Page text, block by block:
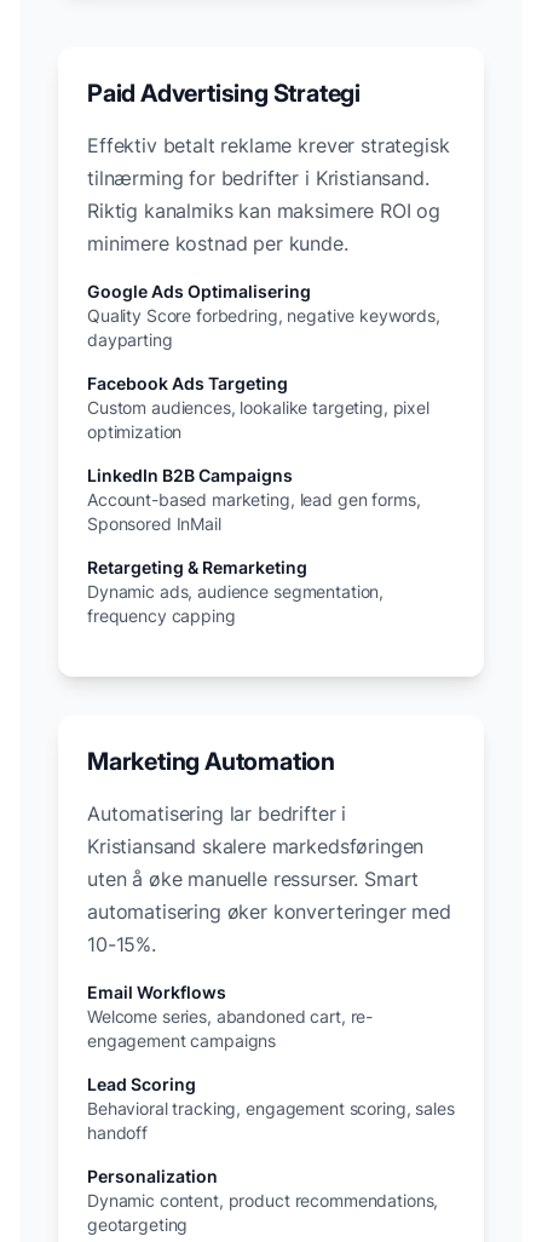
Paid Advertising Strategi
Effektiv betalt reklame krever strategisk
tilnærming for bedrifter i Kristiansand.
Riktig kanalmiks kan maksimere ROI og
minimere kostnad per kunde.
Google Ads Optimalisering
Quality Score forbedring, negative keywords,
dayparting
Facebook Ads Targeting
Custom audiences, lookalike targeting, pixel
optimization
LinkedIn B2B Campaigns
Account-based marketing, lead gen forms,
Sponsored InMail
Retargeting & Remarketing
Dynamic ads, audience segmentation,
frequency capping
Marketing Automation
Automatisering lar bedrifter i
Kristiansand skalere markedsføringen
uten å øke manuelle ressurser. Smart
automatisering øker konverteringer med
10-15%.
Email Workflows
Welcome series, abandoned cart, re-
engagement campaigns
Lead Scoring
Behavioral tracking, engagement scoring, sales
handoff
Personalization
Dynamic content, product recommendations,
geotargeting